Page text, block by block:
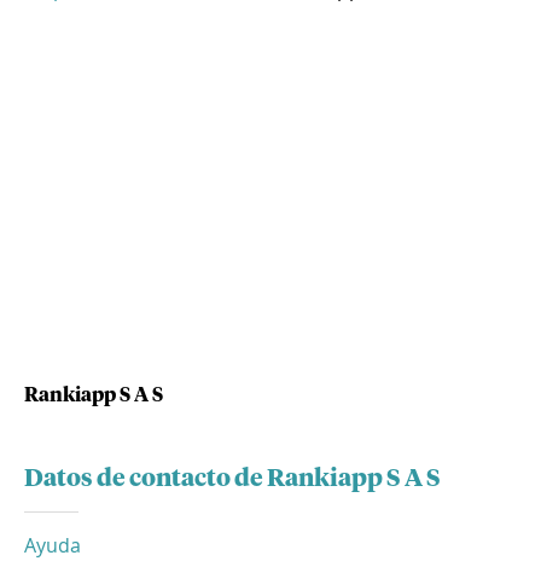
Rankiapp S A S
Datos de contacto de Rankiapp S A S
Ayuda